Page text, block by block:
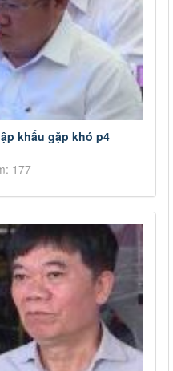
khẩu gặp khó p4
177